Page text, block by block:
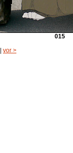
015
vor >